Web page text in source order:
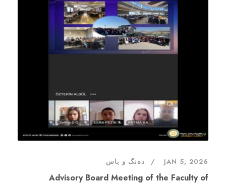
JAN 5, 2026 دەنگ و باس
Advisory Board Meeting of the Faculty of